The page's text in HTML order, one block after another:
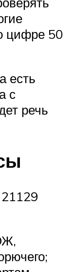
цифре 50
есть
с
речь